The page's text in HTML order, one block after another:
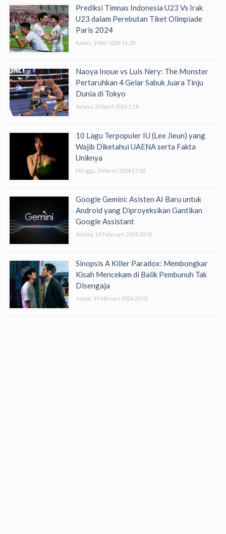
Prediksi Timnas Indonesia U23 Vs Irak
U23 dalam Perebutan Tiket Olimpiade
Paris 2024
Kamis, 2 Mei 2024 16:28
Naoya Inoue vs Luis Nery: The Monster
Pertaruhkan 4 Gelar Sabuk Juara Tinju
Dunia di Tokyo
Selasa, 30 April 2024 2:18
10 Lagu Terpopuler IU (Lee Jieun) yang
Wajib Diketahui UAENA serta Fakta
Uniknya
Minggu, 3 Maret 2024 17:02
Google Gemini: Asisten AI Baru untuk
Android yang Diproyeksikan Gantikan
Google Assistant
Selasa, 13 Februari 2024 20:01
Sinopsis A Killer Paradox: Membongkar
Kisah Mencekam di Balik Pembunuh Tak
Disengaja
Jumat, 9 Februari 2024 20:02